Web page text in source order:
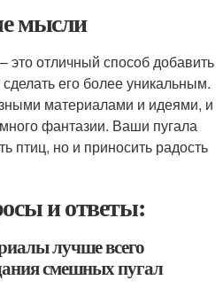
мысли
это отличный способ добавить
его более уникальным.
материалами и идеями, и
фантазии. Ваши пугала
птиц, но и приносить радость
и ответы:
лучше всего
смешных пугал